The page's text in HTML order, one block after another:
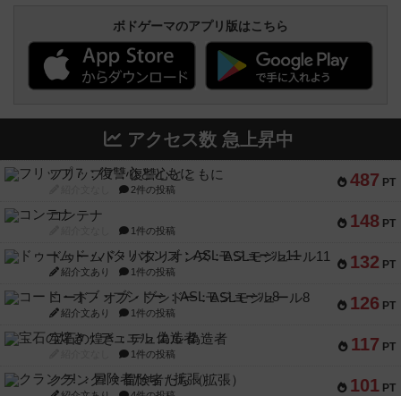
ボドゲーマのアプリ版はこちら
アクセス数 急上昇中
487 PT
フリップ７：復讐心とともに
2件の投稿
148 PT
コンテナ
1件の投稿
132 PT
ドゥームド・バタリオンズ：ASLモジュール11
紹介文あり 1件の投稿
126 PT
コード・オブ・ブシドー：ASLモジュール8
紹介文あり 1件の投稿
117 PT
宝石の煌き：デュエル 偽造者
1件の投稿
101 PT
クランク! ：冒険者たち（拡張）